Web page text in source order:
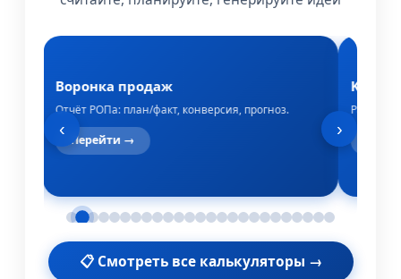
Воронка продаж
Отчёт РОПа: план/факт, конверсия, прогноз.
Перейти →
KPI
Расчёт
‹ ›
📋 Смотреть все калькуляторы →